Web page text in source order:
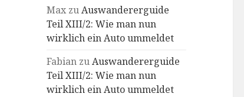
Max zuAuswandererguide
Teil XIII/2: Wie man nun
wirklich ein Auto ummeldet
Fabian zuAuswandererguide
Teil XIII/2: Wie man nun
wirklich ein Auto ummeldet